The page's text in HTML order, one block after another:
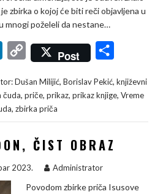
zbirka o kojoj će biti reči objavljena u
mnogi poželeli da nestane…
n
k
e
d
n
C
p
y
L
Post
a
e
Dušan Milijić, Borislav Pekić, književni
čuda, priče, prikaz, prikaz knjige, Vreme
, zbirka priča
ČIST OBRAZ
2023. Administrator
Povodom zbirke priča Isusove